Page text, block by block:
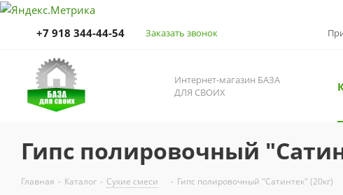
+7 918 344-44-54 Заказать звонок
Интернет-магазин БАЗА
ДЛЯ СВОИХ
Гипс полировочный
Главная - Каталог - Сухие смеси - Гипс полировочный "Сатинтек" (20кг)